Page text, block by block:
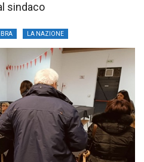
sindaco
LA NAZIONE